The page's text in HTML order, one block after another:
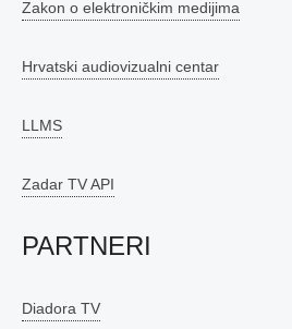
Zakon o elektroničkim medijima
Hrvatski audiovizualni centar
LLMS
Zadar TV API
PARTNERI
Diadora TV